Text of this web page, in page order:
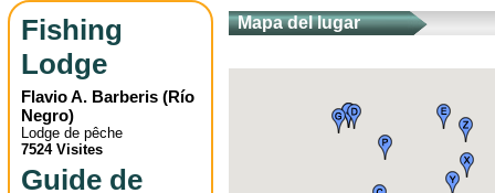
Fishing
Lodge
Flavio A. Barberis (Río
Negro)
Lodge de pêche
7524 Visites
Guide de
Mapa del lugar